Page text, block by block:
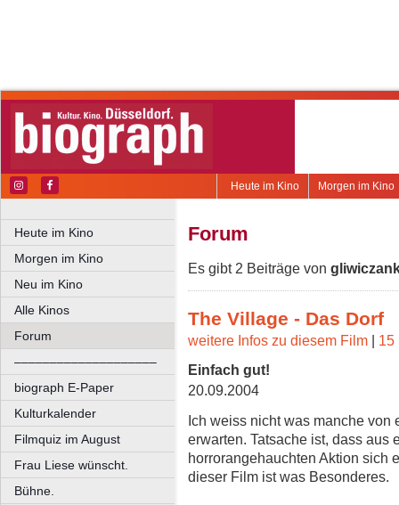
Morgen im Kino
Heute im Kino
Heute im Kino
Morgen im Kino
Neu im Kino
Alle Kinos
Forum
––––––––––––––––––––
biograph E-Paper
Kulturkalender
Filmquiz im August
Frau Liese wünscht.
Bühne.
Forum
Es gibt 2 Beiträge von
The Village - Das Dorf
weitere Infos zu diesem Film | 15
Einfach gut!
20.09.2004
Ich weiss nicht was manche von
erwarten. Tatsache ist, dass aus
horrorangehauchten Aktion sich
dieser Film ist was Besonderes.